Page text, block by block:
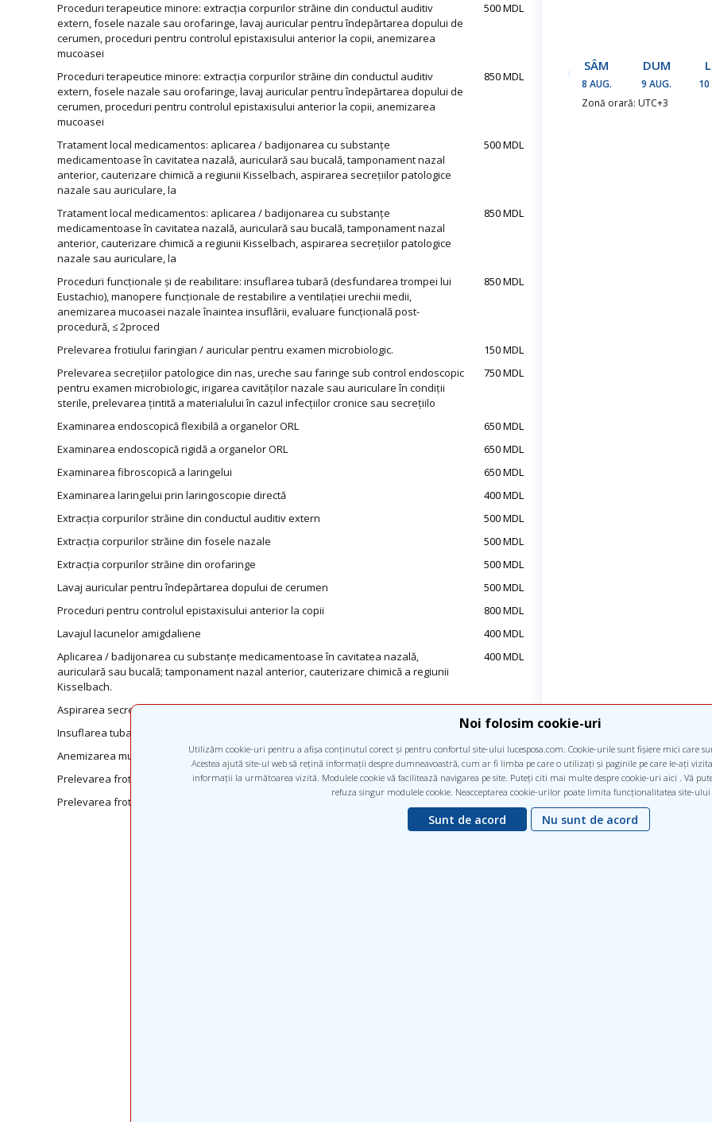
Proceduri terapeutice minore: extracția corpurilor străine din conductul auditiv
extern, fosele nazale sau orofaringe, lavaj auricular pentru îndepărtarea dopului de
cerumen, proceduri pentru controlul epistaxisului anterior la copii, anemizarea
mucoasei
500 MDL
Proceduri terapeutice minore: extracția corpurilor străine din conductul auditiv
extern, fosele nazale sau orofaringe, lavaj auricular pentru îndepărtarea dopului de
cerumen, proceduri pentru controlul epistaxisului anterior la copii, anemizarea
mucoasei
850 MDL
Tratament local medicamentos: aplicarea / badijonarea cu substanțe
medicamentoase în cavitatea nazală, auriculară sau bucală, tamponament nazal
anterior, cauterizare chimică a regiunii Kisselbach, aspirarea secrețiilor patologice
nazale sau auriculare, la
500 MDL
Tratament local medicamentos: aplicarea / badijonarea cu substanțe
medicamentoase în cavitatea nazală, auriculară sau bucală, tamponament nazal
anterior, cauterizare chimică a regiunii Kisselbach, aspirarea secrețiilor patologice
nazale sau auriculare, la
850 MDL
Proceduri funcționale și de reabilitare: insuflarea tubară (desfundarea trompei lui
Eustachio), manopere funcționale de restabilire a ventilației urechii medii,
anemizarea mucoasei nazale înaintea insuflării, evaluare funcțională post-
procedură, ≤ 2proced
850 MDL
Prelevarea frotiului faringian / auricular pentru examen microbiologic.
150 MDL
Prelevarea secrețiilor patologice din nas, ureche sau faringe sub control endoscopic
pentru examen microbiologic, irigarea cavităților nazale sau auriculare în condiții
sterile, prelevarea țintită a materialului în cazul infecțiilor cronice sau secrețiilo
750 MDL
Examinarea endoscopică flexibilă a organelor ORL
650 MDL
Examinarea endoscopică rigidă a organelor ORL
650 MDL
Examinarea fibroscopică a laringelui
650 MDL
Examinarea laringelui prin laringoscopie directă
400 MDL
Extracția corpurilor străine din conductul auditiv extern
500 MDL
Extracția corpurilor străine din fosele nazale
500 MDL
Extracția corpurilor străine din orofaringe
500 MDL
Lavaj auricular pentru îndepărtarea dopului de cerumen
500 MDL
Proceduri pentru controlul epistaxisului anterior la copii
800 MDL
Lavajul lacunelor amigdaliene
400 MDL
Aplicarea / badijonarea cu substanțe medicamentoase în cavitatea nazală,
auriculară sau bucală; tamponament nazal anterior, cauterizare chimică a regiunii
Kisselbach.
400 MDL
Aspirarea secrețiilor patologice nazale sau auriculare
300 MDL
Insuflarea tubară: desfundarea trompei lui Eustachio
400 MDL
Anemizarea mucoasei nazale
150 MDL
Prelevarea frotiului faringian
150 MDL
Prelevarea frotiului auricular
SÂM
8 AUG.
DUM
9 AUG. 10
Zonă orară: UTC+3
Noi folosim cookie-uri
Utilizăm cookie-uri pentru a afișa conținutul corect și pentru confortul site-ului lucesposa.com. Cookie-urile sunt fișiere mici care
Acestea ajută site-ul web să rețină informații despre dumneavoastră, cum ar fi limba pe care o utilizați și paginile pe care le-ați
informații la următoarea vizită. Modulele cookie vă facilitează navigarea pe site. Puteți citi mai multe despre cookie-uri aici . Vă
refuza singur modulele cookie. Neacceptarea cookie-urilor poate limita funcționalitatea site-ului
Sunt de acord Nu sunt de acord